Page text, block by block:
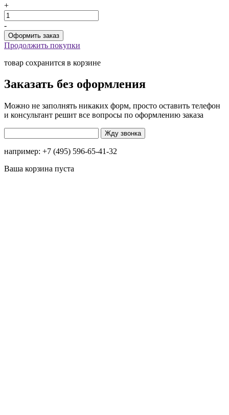
+
-
Продолжить покупки
товар сохранится в корзине
Заказать без оформления
Можно не заполнять никаких форм, просто оставить телефон
и консультант решит все вопросы по оформлению заказа
например: +7 (495) 596-65-41-32
Ваша корзина пуста